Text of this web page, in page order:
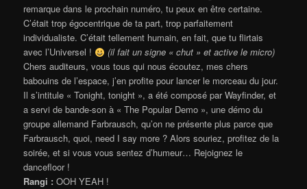
remarque dans le prochain numéro, tu peux en être certaine.
C’était trop égocentrique de ta part, trop parfaitement
individualiste. C’était tellement humain, en fait, que tu flirtais
avec l’Universel !
(il fait un signe « chut » et active le micro)
Chers auditeurs, vous tous qui nous écoutez, mes chers
babouins de l’espace, j’en profite pour lancer le morceau du jour.
Il s’intitule « Tonight, tonight », a été composé par Wayfinder, et
a servi de bande-son à « The Popular Demo », une démo du
groupe allemand Farbrausch, qu’on ne présente plus parce que
Farbrausch, quoi, need I say more ? Alors souriez, profitez de la
soirée, et si vous vous sentez d’humeur… Rejoignez le
dancefloor !
Rangi :OOH YEAH !